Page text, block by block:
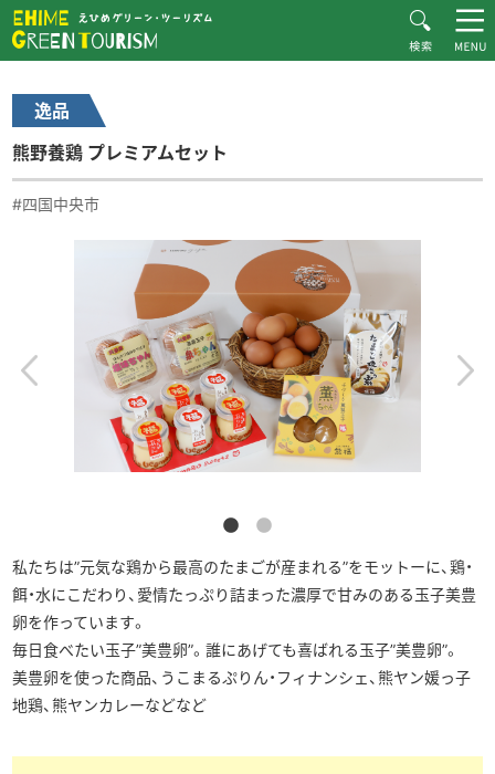
お知らせ
おすすめプラン
体験・施設紹介
ムービー
愛媛県グリーン・ツーリズム推進協議会について
サイトマップ
逸品
熊野養鶏 プレミアムセット
#四国中央市
私たちは”元気な鶏から最高のたまごが産まれる”をモットーに、鶏・
餌・水にこだわり、愛情たっぷり詰まった濃厚で甘みのある玉子美豊
卵を作っています。
毎日食べたい玉子”美豊卵”。誰にあげても喜ばれる玉子”美豊卵”。
美豊卵を使った商品、うこまるぷりん・フィナンシェ、熊ヤン媛っ子
地鶏、熊ヤンカレーなどなど